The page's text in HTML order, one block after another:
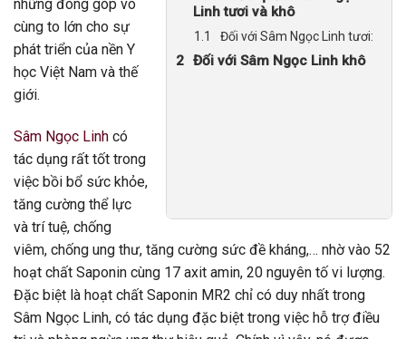
Linh tươi và khô
Đối với Sâm Ngọc Linh tươi:
Đối với Sâm Ngọc Linh khô
những đóng góp vô
cùng to lớn cho sự
phát triển của nền Y
học Việt Nam và thế
giới.
Sâm Ngọc Linh có
tác dụng rất tốt trong
việc bồi bổ sức khỏe,
tăng cường thể lực
và trí tuệ, chống
viêm, chống ung thư, tăng cường sức đề kháng,… nhờ vào 52
hoạt chất Saponin cùng 17 axit amin, 20 nguyên tố vi lượng.
Đặc biệt là hoạt chất Saponin MR2 chỉ có duy nhất trong
Sâm Ngọc Linh, có tác dụng đặc biệt trong việc hỗ trợ điều